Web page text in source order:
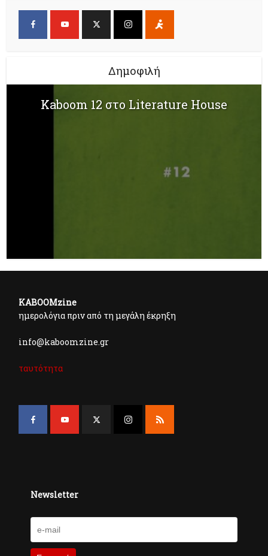
Δημοφιλή
Kaboom 12 στο Literature House
KABOOMzine
ημερολόγια πριν από τη μεγάλη έκρηξη
info@kaboomzine.gr
ταυτότητα
Newsletter